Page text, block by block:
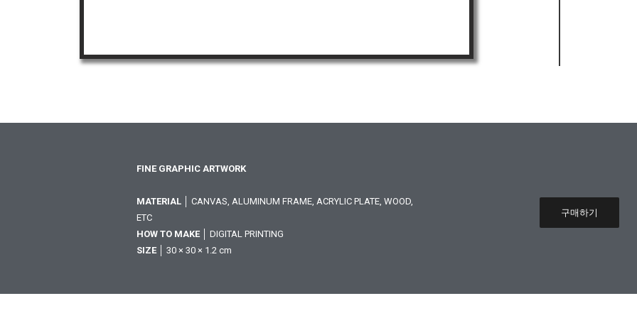
FINE GRAPHIC ARTWORK
MATERIAL │ CANVAS, ALUMINUM FRAME, ACRYLIC PLATE, WOOD,
ETC
HOW TO MAKE │ DIGITAL PRINTING
SIZE │ 30 × 30 × 1.2 cm
구매하기